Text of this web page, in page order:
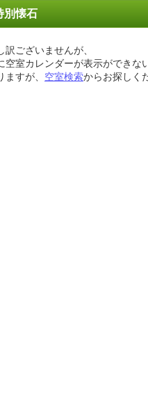
別懐石
訳ございませんが、
空室カレンダーが表示ができな
ますが、 空室検索からお探しく